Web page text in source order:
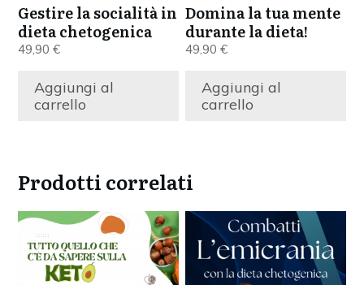
Gestire la socialità in
dieta chetogenica
49,90 €
Aggiungi al
carrello
Domina la tua mente
durante la dieta!
49,90€
Aggiungi al
carrello
Prodotti correlati